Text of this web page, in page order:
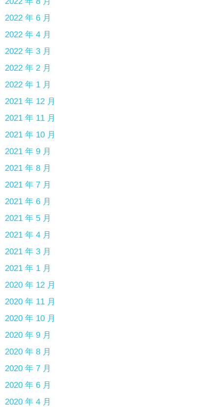
2022 年 6 月
2022 年 4 月
2022 年 3 月
2022 年 2 月
2022 年 1 月
2021 年 12 月
2021 年 11 月
2021 年 10 月
2021 年 9 月
2021 年 8 月
2021 年 7 月
2021 年 6 月
2021 年 5 月
2021 年 4 月
2021 年 3 月
2021 年 1 月
2020 年 12 月
2020 年 11 月
2020 年 10 月
2020 年 9 月
2020 年 8 月
2020 年 7 月
2020 年 6 月
2020 年 4 月